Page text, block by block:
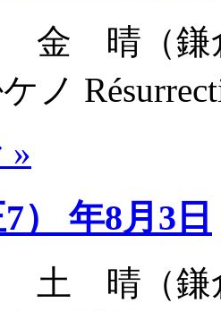
金 晴（鎌
ノ
»
） 年8月3日
土 晴（鎌